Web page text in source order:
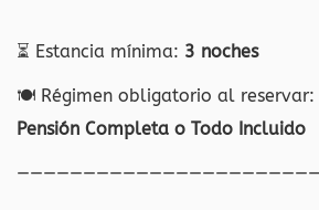
⏳ Estancia mínima: 3 noches
🍽️ Régimen obligatorio al reservar:
Pensión Completa o Todo Incluido